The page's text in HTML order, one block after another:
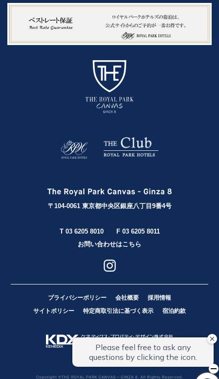
〒104-0061 東京都中央区銀座八丁目9番4号
T 03 6205 8010
F 03 6205 8011
お問い合わせはこちら
プライバシーポリシー 会社概要
採用情報
サイトポリシー
特定商取引法に基づく表示 宿泊約款